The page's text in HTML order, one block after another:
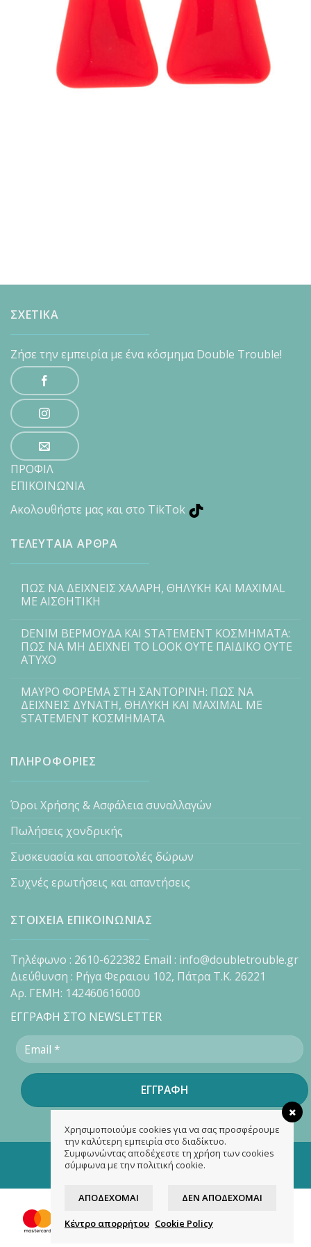
ΣΧΕΤΙΚΑ
Ζήσε την εμπειρία με ένα κόσμημα Double Trouble!
ΠΡΟΦΙΛ
ΕΠΙΚΟΙΝΩΝΙΑ
Ακολουθήστε μας και στο TikTok
ΤΕΛΕΥΤΑΙΑ ΑΡΘΡΑ
ΠΩΣ ΝΑ ΔΕΙΧΝΕΙΣ ΧΑΛΑΡΗ, ΘΗΛΥΚΗ ΚΑΙ MAXIMAL
ΜΕ ΑΙΣΘΗΤΙΚΗ
DENIM ΒΕΡΜΟΥΔΑ ΚΑΙ STATEMENT ΚΟΣΜΗΜΑΤΑ:
ΠΩΣ ΝΑ ΜΗ ΔΕΙΧΝΕΙ ΤΟ LOOK ΟΥΤΕ ΠΑΙΔΙΚΟ ΟΥΤΕ
ΑΤΥΧΟ
ΜΑΥΡΟ ΦΟΡΕΜΑ ΣΤΗ ΣΑΝΤΟΡΙΝΗ: ΠΩΣ ΝΑ
ΔΕΙΧΝΕΙΣ ΔΥΝΑΤΗ, ΘΗΛΥΚΗ ΚΑΙ MAXIMAL ΜΕ
STATEMENT ΚΟΣΜΗΜΑΤΑ
ΠΛΗΡΟΦΟΡΙΕΣ
Όροι Χρήσης & Ασφάλεια συναλλαγών
Πωλήσεις χονδρικής
Συσκευασία και αποστολές δώρων
Συχνές ερωτήσεις και απαντήσεις
ΣΤΟΙΧΕΙΑ ΕΠΙΚΟΙΝΩΝΙΑΣ
Τηλέφωνο : 2610-622382 Email : info@doubletrouble.gr
Διεύθυνση : Ρήγα Φεραιου 102, Πάτρα Τ.Κ. 26221
Αρ. ΓΕΜΗ: 142460616000
ΕΓΓΡΑΦΗ ΣΤΟ NEWSLETTER
Copyright 2026 ©doubletrouble.gr
Designed & developed by
Χρησιμοποιούμε cookies για να σας προσφέρουμε
την καλύτερη εμπειρία στο διαδίκτυο.
Συμφωνώντας αποδέχεστε τη χρήση των cookies
σύμφωνα με την πολιτική cookie.
ΑΠΟΔΈΧΟΜΑΙ ΔΕΝ ΑΠΟΔΈΧΟΜΑΙ
Κέντρο απορρήτου Cookie Policy